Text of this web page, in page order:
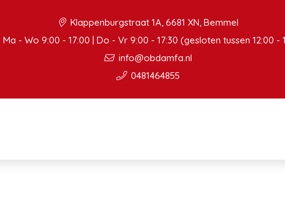
Klappenburgstraat 1A, 6681 XN, Bemmel
Ma - Wo 9:00 - 17:00 | Do - Vr 9:00 - 17:30 (gesloten tussen 12:00 -
info@obdamfa.nl
0481464855